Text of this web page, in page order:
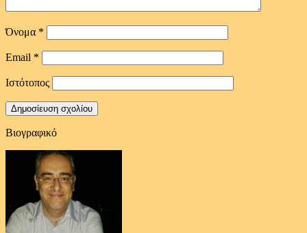
Όνομα *
Email *
Ιστότοπος
Βιογραφικό